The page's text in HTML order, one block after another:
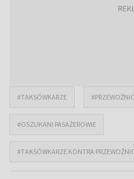
#TAKSÓWKARZE
#OSZUKANI PASAŻEROWIE
#TAKSÓWKARZE KONTRA